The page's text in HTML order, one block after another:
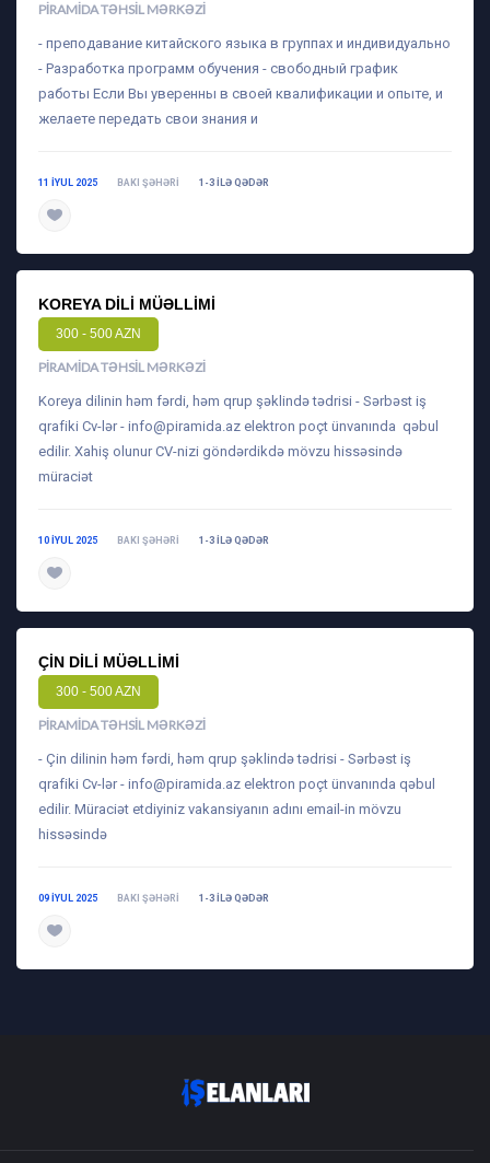
PIRAMIDA TƏHSIL MƏRKƏZI
- преподавание китайского языка в группах и индивидуально
- Разработка программ обучения - свободный график
работы Если Вы уверенны в своей квалификации и опыте, и
желаете передать свои знания и
11 IYUL 2025 BAKI ŞƏHƏRI 1-3 ILƏ QƏDƏR
KOREYA DILI MÜƏLLIMI
300 - 500 AZN
PIRAMIDA TƏHSIL MƏRKƏZI
Koreya dilinin həm fərdi, həm qrup şəklində tədrisi - Sərbəst iş
qrafiki Cv-lər - info@piramida.az elektron poçt ünvanında qəbul
edilir. Xahiş olunur CV-nizi göndərdikdə mövzu hissəsində
müraciət
10 IYUL 2025 BAKI ŞƏHƏRI 1-3 ILƏ QƏDƏR
ÇIN DILI MÜƏLLIMI
300 - 500 AZN
PIRAMIDA TƏHSIL MƏRKƏZI
- Çin dilinin həm fərdi, həm qrup şəklində tədrisi - Sərbəst iş
qrafiki Cv-lər - info@piramida.az elektron poçt ünvanında qəbul
edilir. Müraciət etdiyiniz vakansiyanın adını email-in mövzu
hissəsində
09 IYUL 2025 BAKI ŞƏHƏRI 1-3 ILƏ QƏDƏR